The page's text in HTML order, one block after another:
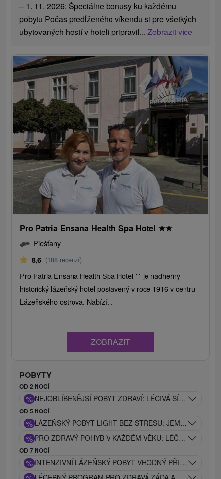
– 1. 11. 2026: Špeciálne bonusy ku každému
pobytu Počas predĺženého víkendu si pre všetkých
ubytovaných hostí v hoteli pripravil...Zobrazit více
Pro Patria Ensana Health Spa Hotel ★★
Piešťany
8,6 (188 recenzí)
Pro Patria Ensana Health Spa Hotel ** je nádherný
historický lázeňský hotel postavený v roce 1916 v centru
Lázeňského ostrova. Nabízí...
ZOBRAZIT
POBYTY
OD 2 NOCÍ
% NEJOBLÍBENĚJŠÍ POBYT ZDRAVÍ: LÉČIVÁ SÍLA
OD 5 NOCÍ
% LÁZEŇSKÝ POBYT LIGHT BEZ STRESU: JEMNÝ
% PRO ZDRAVÝ POHYB V KAŽDÉM VĚKU: LÉČEBNÝ
OD 7 NOCÍ
% INTENZIVNÍ LÁZEŇSKÝ POBYT VHODNÝ PŘI
LÉČEBNÝ PROGRAM PRO ZDRAVÁ ZÁDA A KLOUBY: